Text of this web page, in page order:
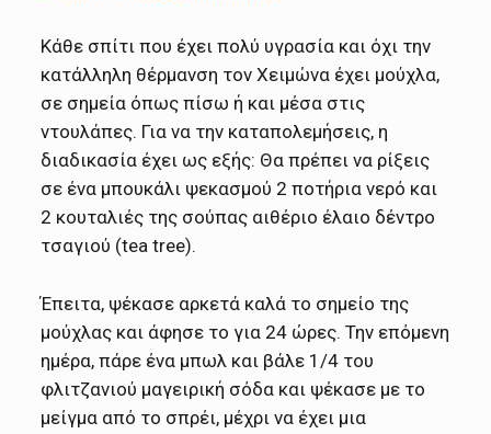
Κάθε σπίτι που έχει πολύ υγρασία και όχι την
κατάλληλη θέρμανση τον Χειμώνα έχει μούχλα,
σε σημεία όπως πίσω ή και μέσα στις
ντουλάπες. Για να την καταπολεμήσεις, η
διαδικασία έχει ως εξής: Θα πρέπει να ρίξεις
σε ένα μπουκάλι ψεκασμού 2 ποτήρια νερό και
2 κουταλιές της σούπας αιθέριο έλαιο δέντρο
τσαγιού (tea tree).
Έπειτα, ψέκασε αρκετά καλά το σημείο της
μούχλας και άφησε το για 24 ώρες. Την επόμενη
ημέρα, πάρε ένα μπωλ και βάλε 1/4 του
φλιτζανιού μαγειρική σόδα και ψέκασε με το
μείγμα από το σπρέι, μέχρι να έχει μια